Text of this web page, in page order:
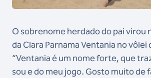
O sobrenome herdado do pai virou
da Clara Parnama Ventania no vôlei
“Ventania é um nome forte, que
sou e do meu jogo. Gosto muito de